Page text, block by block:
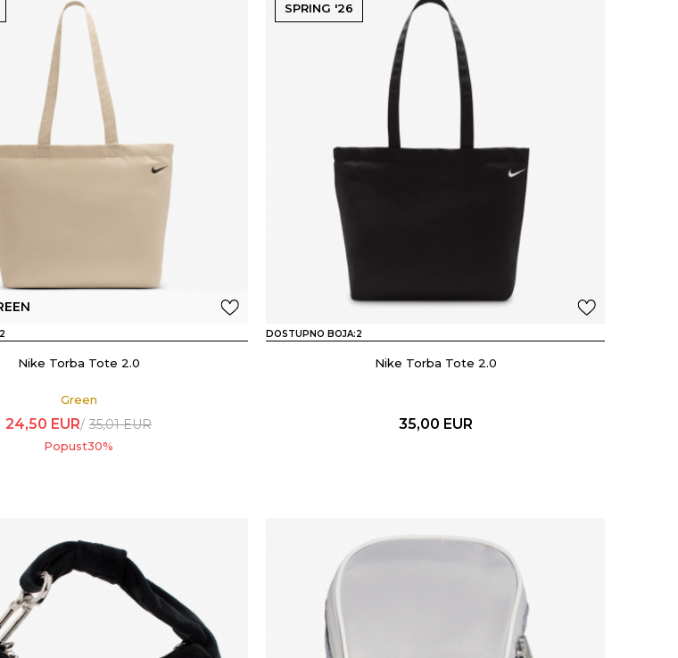
2
Nike Torba Tote 2.0
Green
24,50 EUR 35,01EUR
Popust30%
SPRING '26
DOSTUPNO BOJA:2
Nike Torba Tote 2.0
35,00 EUR